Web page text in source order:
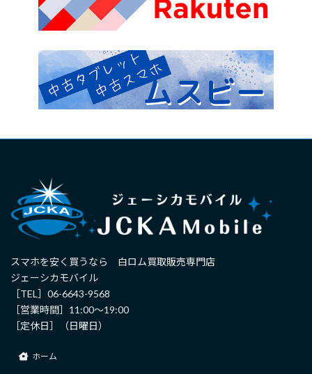
スマホを安く買うなら 白ロム買取販売専門店
ジェーシカモバイル
［TEL］ 06-6643-9568
［営業時間］11:00～19:00
［定休日］（日曜日）
ホーム